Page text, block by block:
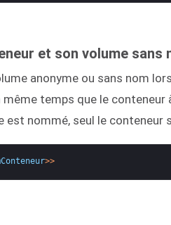
et son volume sans
anonyme ou sans nom
temps que le conteneur
est nommé, seul le conteneur
>>